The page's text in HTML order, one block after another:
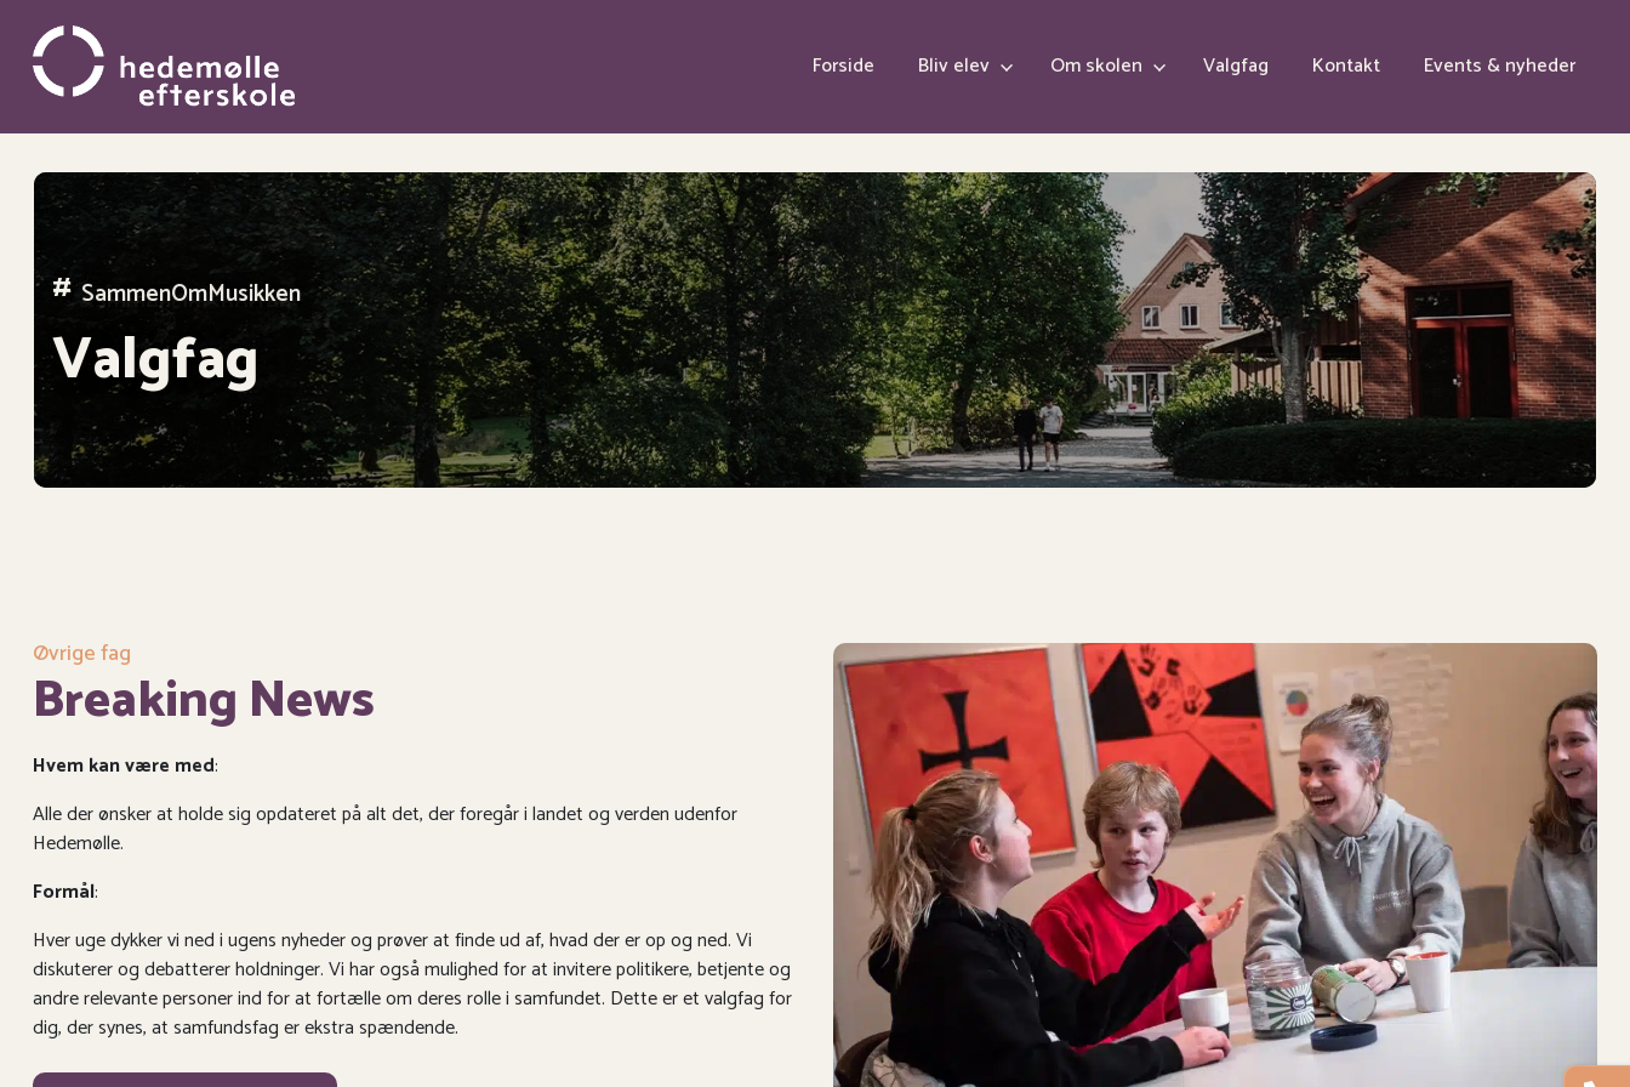
hovedindhold
Forside Bliv elev Om skolen Valgfag Kontakt Events & nyheder
# SammenOmMusikken
Valgfag
Øvrige fag
Breaking News
Hvem kan være med:
Alle der ønsker at holde sig opdateret på alt det, der foregår i landet og verden udenfor
Hedemølle.
Formål:
Hver uge dykker vi ned i ugens nyheder og prøver at finde ud af, hvad der er op og ned. Vi
diskuterer og debatterer holdninger. Vi har også mulighed for at invitere politikere, betjente og
andre relevante personer ind for at fortælle om deres rolle i samfundet. Dette er et valgfag for
dig, der synes, at samfundsfag er ekstra spændende.